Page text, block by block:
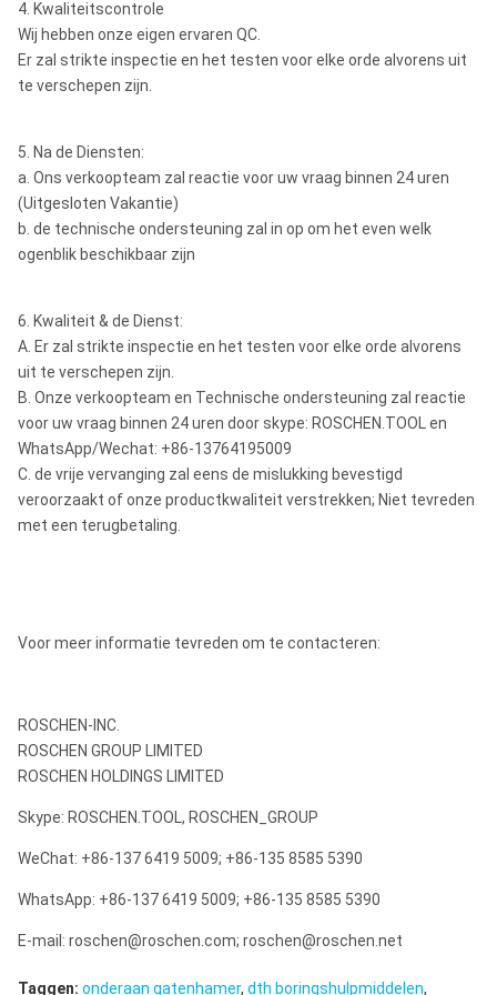
4. Kwaliteitscontrole
Wij hebben onze eigen ervaren QC.
Er zal strikte inspectie en het testen voor elke orde alvorens uit
te verschepen zijn.
5. Na de Diensten:
a. Ons verkoopteam zal reactie voor uw vraag binnen 24 uren
(Uitgesloten Vakantie)
b. de technische ondersteuning zal in op om het even welk
ogenblik beschikbaar zijn
6. Kwaliteit & de Dienst:
A. Er zal strikte inspectie en het testen voor elke orde alvorens
uit te verschepen zijn.
B. Onze verkoopteam en Technische ondersteuning zal reactie
voor uw vraag binnen 24 uren door skype: ROSCHEN.TOOL en
WhatsApp/Wechat: +86-13764195009
C. de vrije vervanging zal eens de mislukking bevestigd
veroorzaakt of onze productkwaliteit verstrekken; Niet tevreden
met een terugbetaling.
Voor meer informatie tevreden om te contacteren:
ROSCHEN-INC.
ROSCHEN GROUP LIMITED
ROSCHEN HOLDINGS LIMITED
Skype: ROSCHEN.TOOL, ROSCHEN_GROUP
WeChat: +86-137 6419 5009; +86-135 8585 5390
WhatsApp: +86-137 6419 5009; +86-135 8585 5390
E-mail: roschen@roschen.com; roschen@roschen.net
Taggen: onderaan gatenhamer, dth boringshulpmiddelen,